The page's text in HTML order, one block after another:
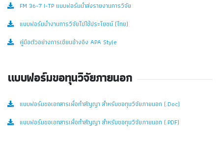
FM 36-7 I-TP แบบฟอร์มนำส่งรายงานการวิจัย
แบบฟอร์มนำงานการวิจัยไปใช้ประโยชน์ (ไทย)
คู่มือตัวอย่างการเขียนอ้างอิง APA Style
แบบฟอร์มขอทุนวิจัยภายนอก
แบบฟอร์มขอเอกสารเพื่อทำสัญญา สำหรับขอทุนวิจัยภายนอก (.Doc)
แบบฟอร์มขอเอกสารเพื่อทำสัญญา สำหรับขอทุนวิจัยภายนอก (.PDF)